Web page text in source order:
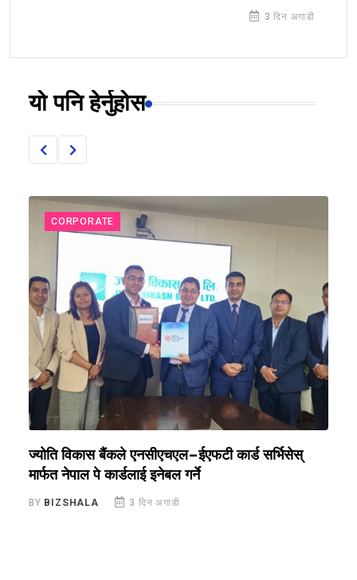
3 दिन अगाडी
यो पनि हेर्नुहोस
CORPORATE
ज्योति विकास बैंकले एनसीएचएल–ईएफटी कार्ड सर्भिसेस्
मार्फत नेपाल पे कार्डलाई इनेबल गर्ने
BY BIZSHALA 3 दिन अगाडी